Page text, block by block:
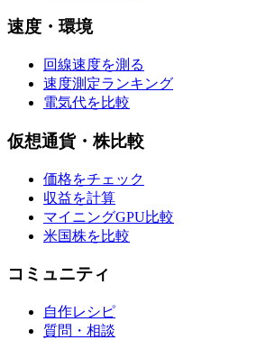
速度・環境
回線速度を測る
速度測定ランキング
電気代を比較
仮想通貨・株比較
価格をチェック
収益を計算
マイニングGPU比較
米国株を比較
コミュニティ
自作レシピ
質問・相談